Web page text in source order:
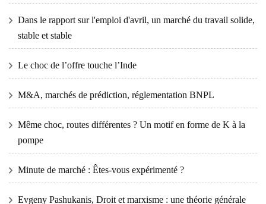
Dans le rapport sur l'emploi d'avril, un marché du travail solide,
stable et stable
Le choc de l’offre touche l’Inde
M&A, marchés de prédiction, réglementation BNPL
Même choc, routes différentes ? Un motif en forme de K à la
pompe
Minute de marché : Êtes-vous expérimenté ?
Evgeny Pashukanis, Droit et marxisme : une théorie générale